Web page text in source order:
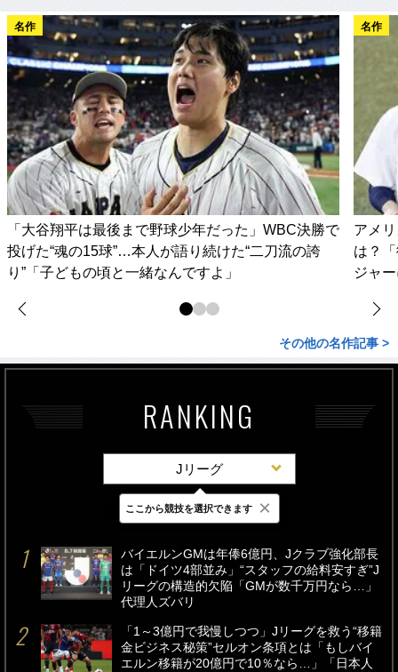
名作
「大谷翔平は最後まで野球少年だった」WBC決勝で
投げた“魂の15球”…本人が語り続けた“二刀流の誇
り”「子どもの頃と一緒なんですよ」
名作
アメ
は？
ジャ
その他の名作記事 >
RANKING
Jリーグ
最新 24時間 週間
バイエルンGMは年俸6億円、Jクラブ強化部長
は「ドイツ4部並み」“スタッフの給料安すぎ”J
リーグの構造的欠陥「GMが数千万円なら…」
代理人ズバリ
「1～3億円で我慢しつつ」Jリーグを救う“移籍
金ビジネス秘策”セルオン条項とは「もしバイ
エルン移籍が20億円で10％なら…」「日本人
ここから競技を選択できます ×